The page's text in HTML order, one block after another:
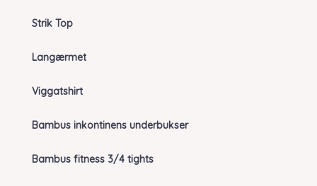
Strik Top
Langærmet
Viggatshirt
Bambus inkontinens underbukser
Bambus fitness 3/4 tights